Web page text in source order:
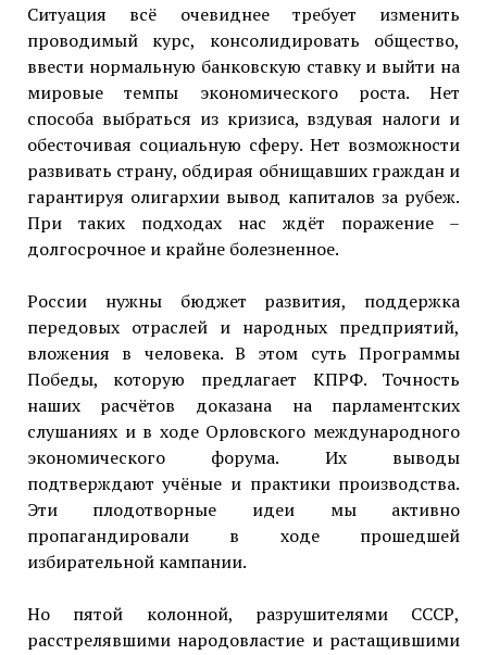
Ситуация всё очевиднее требует изменить
проводимый курс, консолидировать общество,
ввести нормальную банковскую ставку и выйти на
мировые темпы экономического роста. Нет
способа выбраться из кризиса, вздувая налоги и
обесточивая социальную сферу. Нет возможности
развивать страну, обдирая обнищавших граждан и
гарантируя олигархии вывод капиталов за рубеж.
При таких подходах нас ждёт поражение –
долгосрочное и крайне болезненное.
России нужны бюджет развития, поддержка
передовых отраслей и народных предприятий,
вложения в человека. В этом суть Программы
Победы, которую предлагает КПРФ. Точность
наших расчётов доказана на парламентских
слушаниях и в ходе Орловского международного
экономического форума. Их выводы
подтверждают учёные и практики производства.
Эти плодотворные идеи мы активно
пропагандировали в ходе прошедшей
избирательной кампании.
Но пятой колонной, разрушителями СССР,
расстрелявшими народовластие и растащившими